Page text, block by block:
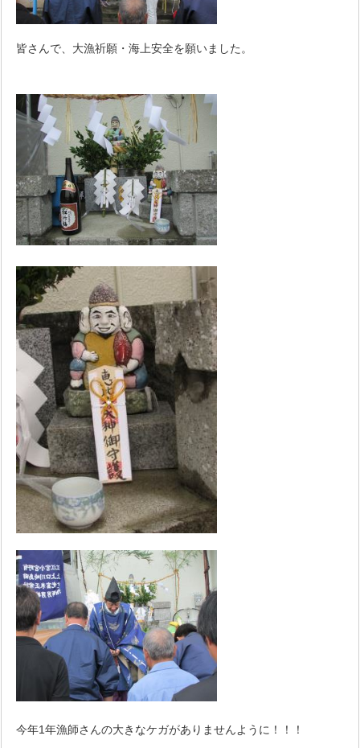
皆さんで、大漁祈願・海上安全を願いました。
今年1年漁師さんの大きなケガがありませんように！！！